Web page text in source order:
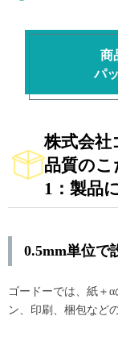
商
パ
株式会社
品質のこ
1：製品
0.5mm単位で
ゴードーでは、紙＋
ン、印刷、梱包など